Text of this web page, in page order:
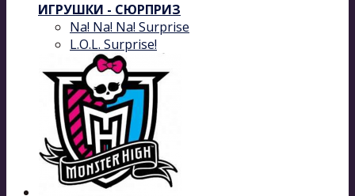
ИГРУШКИ - СЮРПРИЗ
Na! Na! Na! Surprise
L.O.L. Surprise!